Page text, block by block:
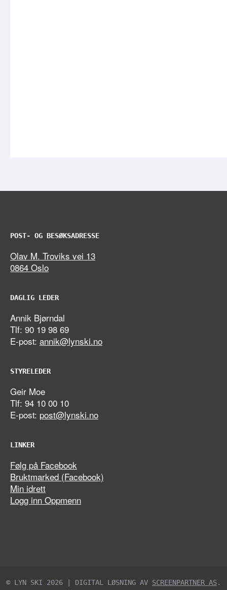
POST- OG BESØKSADRESSE
Olav M. Troviks vei 13
0864 Oslo
DAGLIG LEDER
Annik Bjørndal
Tlf: 90 19 98 69
E-post: annik@lynski.no
STYRELEDER
Geir Moe
Tlf: 94 10 00 10
E-post: post@lynski.no
LINKER
Følg på Facebook
Bruktmarked (Facebook)
Min idrett
Logg inn Oppmenn
© LYN SKI 2026 | DIGITAL LØSNING AV SCREENPARTNER AS.